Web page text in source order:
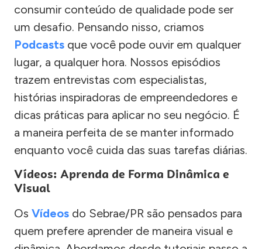
consumir conteúdo de qualidade pode ser
um desafio. Pensando nisso, criamos
Podcasts que você pode ouvir em qualquer
lugar, a qualquer hora. Nossos episódios
trazem entrevistas com especialistas,
histórias inspiradoras de empreendedores e
dicas práticas para aplicar no seu negócio. É
a maneira perfeita de se manter informado
enquanto você cuida das suas tarefas diárias.
Vídeos: Aprenda de Forma Dinâmica e
Visual
Os Vídeos do Sebrae/PR são pensados para
quem prefere aprender de maneira visual e